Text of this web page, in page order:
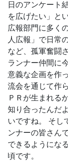
日のアンケート
を広げたい」と
広報部門に多く
人広報」で日常
など、孤軍奮闘
ランナー仲間に
意義な企画を作
流会を通じて作
ＰＲが生まれる
知り合ったんだ
いですね。 そし
ンナーの皆さん
できるようにな
頃です。